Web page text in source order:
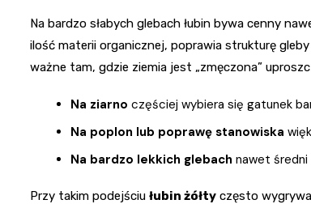
Na bardzo słabych glebach łubin bywa cenny
ilość materii organicznej, poprawia strukturę
ważne tam, gdzie ziemia jest „zmęczona”
Na ziarno częściej wybiera się gatunek
Na poplon lub poprawę stanowiska
Na bardzo lekkich glebach nawet
Przy takim podejściu łubin żółty często